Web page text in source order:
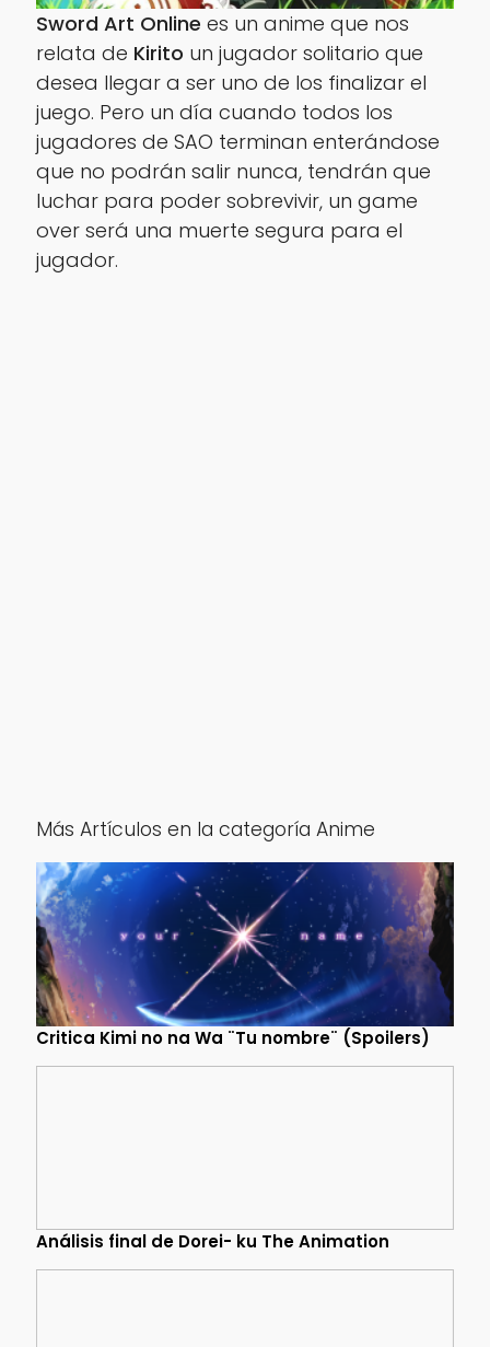
Sword Art Online es un anime que nos
relata de Kirito un jugador solitario que
desea llegar a ser uno de los finalizar el
juego. Pero un día cuando todos los
jugadores de SAO terminan enterándose
que no podrán salir nunca, tendrán que
luchar para poder sobrevivir, un game
over será una muerte segura para el
jugador.
Más Artículos en la categoría Anime
Critica Kimi no na Wa ¨Tu nombre¨ (Spoilers)
Análisis final de Dorei- ku The Animation